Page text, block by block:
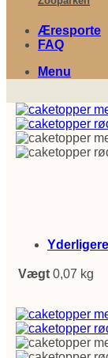
Æresporte
FAQ
Menu
Vægt 0,07 kg